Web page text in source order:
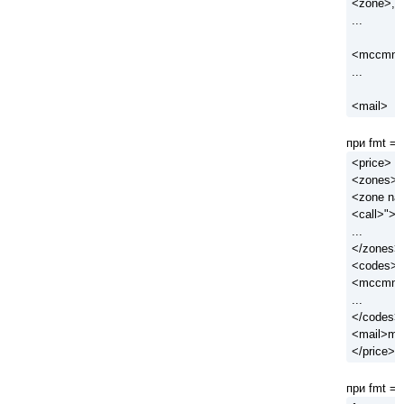
<mail>
при fmt =
<price>
<zones>
<zone
</zones>
<codes>
</codes>
</price>
при fmt =